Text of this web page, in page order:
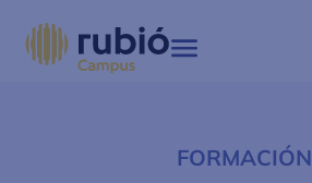
contenido
FORMACIÓN